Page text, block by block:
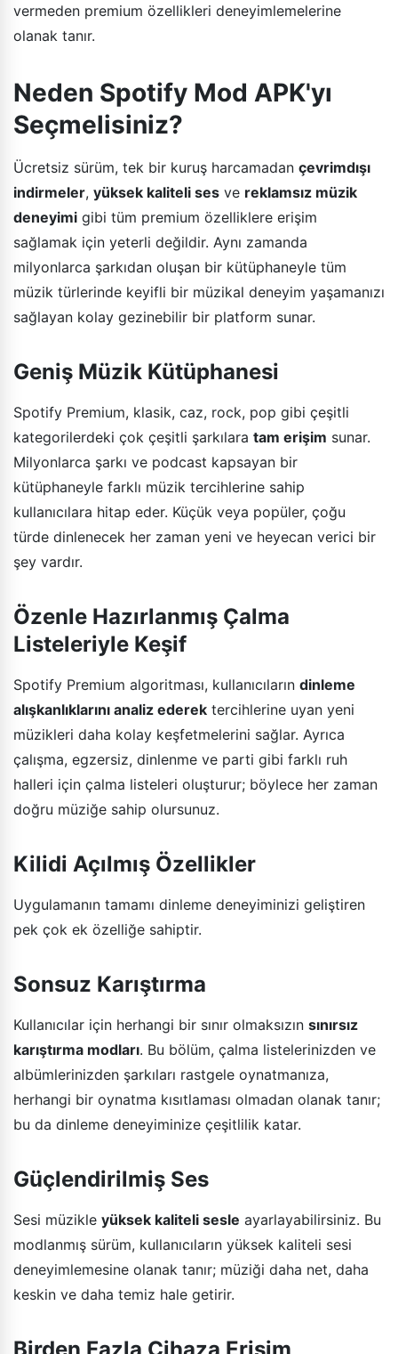
vermeden premium özellikleri deneyimlemelerine
olanak tanır.
Neden Spotify Mod APK'yı
Seçmelisiniz?
Ücretsiz sürüm, tek bir kuruş harcamadan çevrimdışı
indirmeler, yüksek kaliteli ses ve reklamsız müzik
deneyimi gibi tüm premium özelliklere erişim
sağlamak için yeterli değildir. Aynı zamanda
milyonlarca şarkıdan oluşan bir kütüphaneyle tüm
müzik türlerinde keyifli bir müzikal deneyim yaşamanızı
sağlayan kolay gezinebilir bir platform sunar.
Geniş Müzik Kütüphanesi
Spotify Premium, klasik, caz, rock, pop gibi çeşitli
kategorilerdeki çok çeşitli şarkılara tam erişim sunar.
Milyonlarca şarkı ve podcast kapsayan bir
kütüphaneyle farklı müzik tercihlerine sahip
kullanıcılara hitap eder. Küçük veya popüler, çoğu
türde dinlenecek her zaman yeni ve heyecan verici bir
şey vardır.
Özenle Hazırlanmış Çalma
Listeleriyle Keşif
Spotify Premium algoritması, kullanıcıların dinleme
alışkanlıklarını analiz ederek tercihlerine uyan yeni
müzikleri daha kolay keşfetmelerini sağlar. Ayrıca
çalışma, egzersiz, dinlenme ve parti gibi farklı ruh
halleri için çalma listeleri oluşturur; böylece her zaman
doğru müziğe sahip olursunuz.
Kilidi Açılmış Özellikler
Uygulamanın tamamı dinleme deneyiminizi geliştiren
pek çok ek özelliğe sahiptir.
Sonsuz Karıştırma
Kullanıcılar için herhangi bir sınır olmaksızın sınırsız
karıştırma modları. Bu bölüm, çalma listelerinizden ve
albümlerinizden şarkıları rastgele oynatmanıza,
herhangi bir oynatma kısıtlaması olmadan olanak tanır;
bu da dinleme deneyiminize çeşitlilik katar.
Güçlendirilmiş Ses
Sesi müzikle yüksek kaliteli sesle ayarlayabilirsiniz. Bu
modlanmış sürüm, kullanıcıların yüksek kaliteli sesi
deneyimlemesine olanak tanır; müziği daha net, daha
keskin ve daha temiz hale getirir.